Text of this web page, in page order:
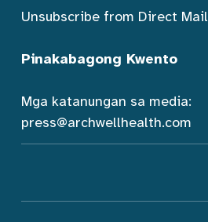
Unsubscribe from Direct Mail
Pinakabagong Kwento
Mga katanungan sa media:
press@archwellhealth.com